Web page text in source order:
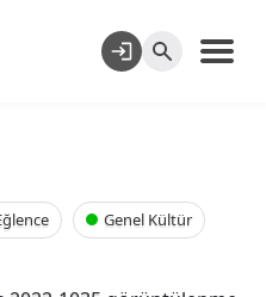
Genel Kültür